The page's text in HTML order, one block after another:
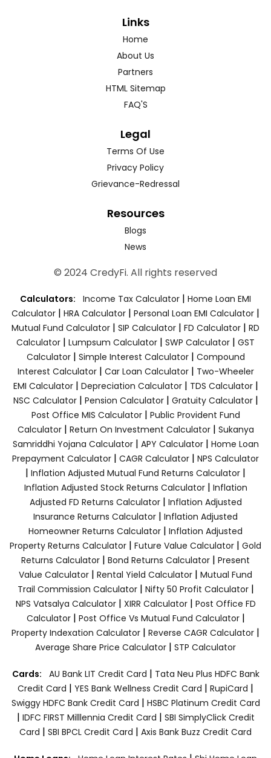
Links
Home
About Us
Partners
HTML Sitemap
FAQ'S
Legal
Terms Of Use
Privacy Policy
Grievance-Redressal
Resources
Blogs
News
© 2024 CredyFi. All rights reserved
Calculators: Income Tax Calculator | Home Loan EMI
Calculator | HRA Calculator | Personal Loan EMI Calculator |
Mutual Fund Calculator | SIP Calculator | FD Calculator | RD
Calculator | Lumpsum Calculator | SWP Calculator | GST
Calculator| Simple Interest Calculator| Compound
Interest Calculator| Car Loan Calculator| Two-Wheeler
EMI Calculator| Depreciation Calculator| TDS Calculator|
NSC Calculator| Pension Calculator| Gratuity Calculator|
Post Office MIS Calculator| Public Provident Fund
Calculator| Return On Investment Calculator| Sukanya
Samriddhi Yojana Calculator| APY Calculator| Home Loan
Prepayment Calculator | CAGR Calculator | NPS Calculator
| Inflation Adjusted Mutual Fund Returns Calculator |
Inflation Adjusted Stock Returns Calculator| Inflation
Adjusted FD Returns Calculator| Inflation Adjusted
Insurance Returns Calculator | Inflation Adjusted
Homeowner Returns Calculator | Inflation Adjusted
Property Returns Calculator | Future Value Calculator | Gold
Returns Calculator | Bond Returns Calculator | Present
Value Calculator | Rental Yield Calculator | Mutual Fund
Trail Commission Calculator| Nifty 50 Profit Calculator|
NPS Vatsalya Calculator| XIRR Calculator| Post Office FD
Calculator| Post Office Vs Mutual Fund Calculator|
Property Indexation Calculator | Reverse CAGR Calculator |
Average Share Price Calculator | STP Calculator
Cards: AU Bank LIT Credit Card | Tata Neu Plus HDFC Bank
Credit Card | YES Bank Wellness Credit Card | RupiCard |
Swiggy HDFC Bank Credit Card | HSBC Platinum Credit Card
| IDFC FIRST Milllennia Credit Card | SBI SimplyClick Credit
Card | SBI BPCL Credit Card | Axis Bank Buzz Credit Card